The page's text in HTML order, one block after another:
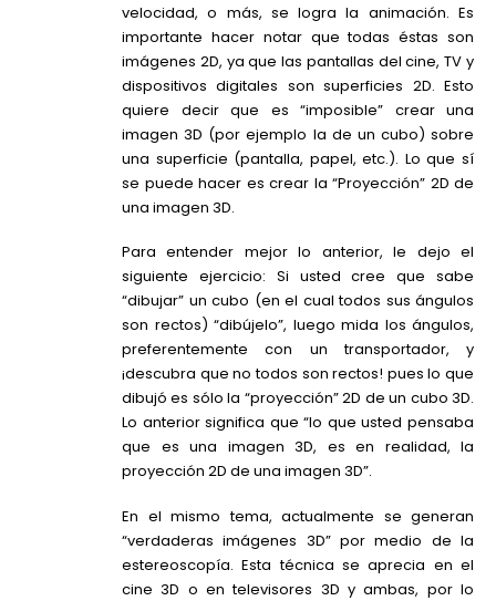
velocidad, o más, se logra la animación. Es
importante hacer notar que todas éstas son
imágenes 2D, ya que las pantallas del cine, TV y
dispositivos digitales son superficies 2D. Esto
quiere decir que es “imposible” crear una
imagen 3D (por ejemplo la de un cubo) sobre
una superficie (pantalla, papel, etc.). Lo que sí
se puede hacer es crear la “Proyección” 2D de
una imagen 3D.
Para entender mejor lo anterior, le dejo el
siguiente ejercicio: Si usted cree que sabe
“dibujar” un cubo (en el cual todos sus ángulos
son rectos) “dibújelo”, luego mida los ángulos,
preferentemente con un transportador, y
¡descubra que no todos son rectos! pues lo que
dibujó es sólo la “proyección” 2D de un cubo 3D.
Lo anterior significa que “lo que usted pensaba
que es una imagen 3D, es en realidad, la
proyección 2D de una imagen 3D”.
En el mismo tema, actualmente se generan
“verdaderas imágenes 3D” por medio de la
estereoscopía. Esta técnica se aprecia en el
cine 3D o en televisores 3D y ambas, por lo